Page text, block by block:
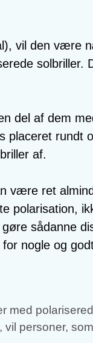
vil den være
solbriller.
del af dem
placeret rundt
af.
være ret
polarisation,
sådanne
nogle og
med
personer,